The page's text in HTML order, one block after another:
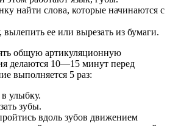
найти слова, которые начинаются с
вылепить ее или вырезать из бумаги.
общую артикуляционную
делаются 10—15 минут перед
выполняется 5 раз:
улыбку.
зубы.
вдоль зубов движением